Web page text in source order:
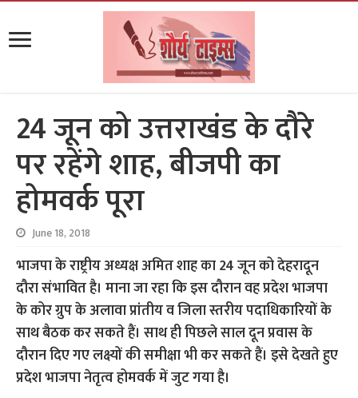
24 जून को उत्तराखंड के दौरे
पर रहेंगे शाह, बीजपी का
होमवर्क पूरा
June 18, 2018
भाजपा के राष्ट्रीय अध्यक्ष अमित शाह का 24 जून को देहरादून
दौरा संभावित है। माना जा रहा कि इस दौरान वह प्रदेश भाजपा
के कोर ग्रुप के अलावा प्रांतीय व जिला स्तरीय पदाधिकारियों के
साथ बैठक कर सकते हैं। साथ ही पिछले साल दून प्रवास के
दौरान दिए गए लक्ष्यों की समीक्षा भी कर सकते हैं। इसे देखते हुए
प्रदेश भाजपा नेतृत्व होमवर्क में जुट गया है।